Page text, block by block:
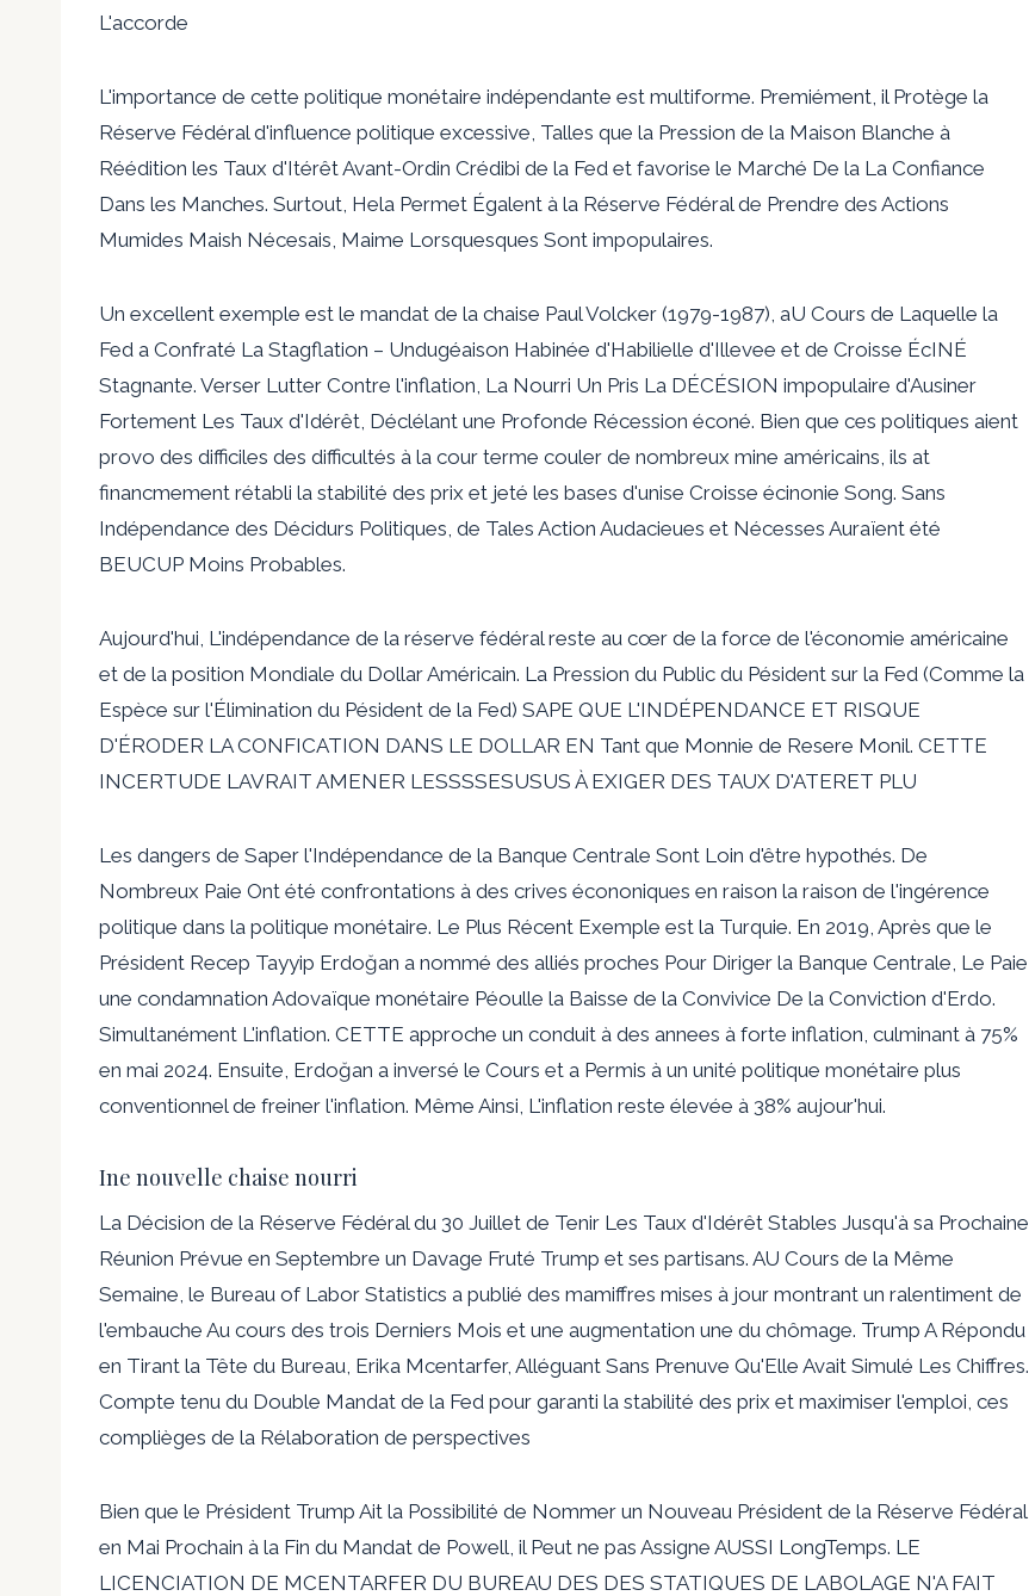
L'accorde
L'importance de cette politique monétaire indépendante est multiforme. Premiément, il Protège la
Réserve Fédéral d'influence politique excessive, Talles que la Pression de la Maison Blanche à
Réédition les Taux d'Itérêt Avant-Ordin Crédibi de la Fed et favorise le Marché De la La Confiance
Dans les Manches. Surtout, Hela Permet Égalent à la Réserve Fédéral de Prendre des Actions
Mumides Maish Nécesais, Maime Lorsquesques Sont impopulaires.
Un excellent exemple est le mandat de la chaise Paul Volcker (1979-1987), aU Cours de Laquelle la
Fed a Confraté La Stagflation – Undugéaison Habinée d'Habilielle d'Illevee et de Croisse ÉcINÉ
Stagnante. Verser Lutter Contre l'inflation, La Nourri Un Pris La DÉCÉSION impopulaire d'Ausiner
Fortement Les Taux d'Idérêt, Déclélant une Profonde Récession éconé. Bien que ces politiques aient
provo des difficiles des difficultés à la cour terme couler de nombreux mine américains, ils at
financmement rétabli la stabilité des prix et jeté les bases d'unise Croisse écinonie Song. Sans
Indépendance des Décidurs Politiques, de Tales Action Audacieues et Nécesses Auraïent été
BEUCUP Moins Probables.
Aujourd'hui, L'indépendance de la réserve fédéral reste au cœr de la force de l'économie américaine
et de la position Mondiale du Dollar Américain. La Pression du Public du Pésident sur la Fed (Comme la
Espèce sur l'Élimination du Pésident de la Fed) SAPE QUE L'INDÉPENDANCE ET RISQUE
D'ÉRODER LA CONFICATION DANS LE DOLLAR EN Tant que Monnie de Resere Monil. CETTE
INCERTUDE LAVRAIT AMENER LESSSSESUSUS À EXIGER DES TAUX D'ATERET PLU
Les dangers de Saper l'Indépendance de la Banque Centrale Sont Loin d'être hypothés. De
Nombreux Paie Ont été confrontations à des crives écononiques en raison la raison de l'ingérence
politique dans la politique monétaire. Le Plus Récent Exemple est la Turquie. En 2019, Après que le
Président Recep Tayyip Erdoğan a nommé des alliés proches Pour Diriger la Banque Centrale, Le Paie
une condamnation Adovaïque monétaire Péoulle la Baisse de la Convivice De la Conviction d'Erdo.
Simultanément L'inflation. CETTE approche un conduit à des annees à forte inflation, culminant à 75%
en mai 2024. Ensuite, Erdoğan a inversé le Cours et a Permis à un unité politique monétaire plus
conventionnel de freiner l'inflation. Même Ainsi, L'inflation reste élevée à 38% aujour'hui.
Ine nouvelle chaise nourri
La Décision de la Réserve Fédéral du 30 Juillet de Tenir Les Taux d'Idérêt Stables Jusqu'à sa Prochaine
Réunion Prévue en Septembre un Davage Fruté Trump et ses partisans. AU Cours de la Même
Semaine, le Bureau of Labor Statistics a publié des mamiffres mises à jour montrant un ralentiment de
l'embauche Au cours des trois Derniers Mois et une augmentation une du chômage. Trump A Répondu
en Tirant la Tête du Bureau, Erika Mcentarfer, Alléguant Sans Prenuve Qu'Elle Avait Simulé Les Chiffres.
Compte tenu du Double Mandat de la Fed pour garanti la stabilité des prix et maximiser l'emploi, ces
complièges de la Rélaboration de perspectives
Bien que le Président Trump Ait la Possibilité de Nommer un Nouveau Président de la Réserve Fédéral
en Mai Prochain à la Fin du Mandat de Powell, il Peut ne pas Assigne AUSSI LongTemps. LE
LICENCIATION DE MCENTARFER DU BUREAU DES DES STATIQUES DE LABOLAGE N'A FAIT